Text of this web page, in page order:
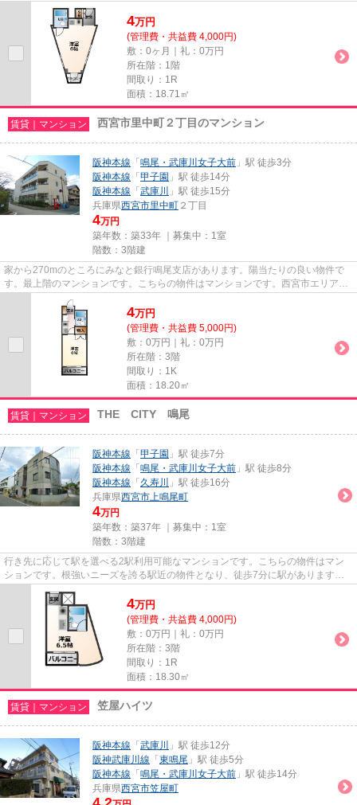
すね♪最上階のマンションです...
4万円
(管理費・共益費 4,000円)
敷：0ヶ月｜礼：0万円
所在階：1階
間取り：1R
面積：18.71㎡
賃貸｜マンション 西宮市里中町２丁目のマンション
阪神本線 「 鳴尾・武庫川女子大前 」駅 徒歩3分
阪神本線 「 甲子園 」駅 徒歩14分
阪神本線 「 武庫川
」駅 徒歩15分
兵庫県西宮市里中町 ２丁目
4万円
築年数：築33年 ｜募集中： 1室
階数：3階建
家から270mのところにみなと銀行鳴尾支店があります。陽当たりの良い物件で
す。最上階のマンションです。こちらの物件はマンションです。西宮市エリアに
ある賃貸情報のことなら、地域...
4万円
(管理費・共益費 5,000円)
敷：0万円｜礼：0万円
所在階：3階
間取り：1K
面積：18.20㎡
賃貸｜マンション THE CITY 鳴尾
阪神本線 「 甲子園 」駅 徒歩7分
阪神本線 「 鳴尾・武庫川女子大前 」駅 徒歩8分
阪神本線 「 久寿川
」駅 徒歩16分
兵庫県西宮市上鳴尾町
4万円
築年数：築37年 ｜募集中： 1室
階数：3階建
行き先に応じて駅を選べる2駅利用可能なマンションです。こちらの物件はマン
ションです。根強いニーズを誇る駅近の物件となり、徒歩7分に駅があります。
4万円
(管理費・共益費 4,000円)
敷：0万円｜礼：0万円
所在階：3階
間取り：1R
面積：18.30㎡
賃貸｜マンション 笠屋ハイツ
阪神本線 「 武庫川
」駅 徒歩12分
阪神武庫川線 「 東鳴尾 」駅 徒歩5分
阪神本線 「 鳴尾・武庫川女子大前 」駅 徒歩14分
兵庫県西宮市笠屋町